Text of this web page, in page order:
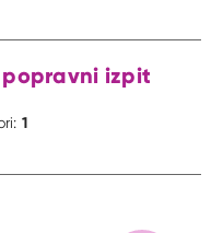
popravni izpit
1